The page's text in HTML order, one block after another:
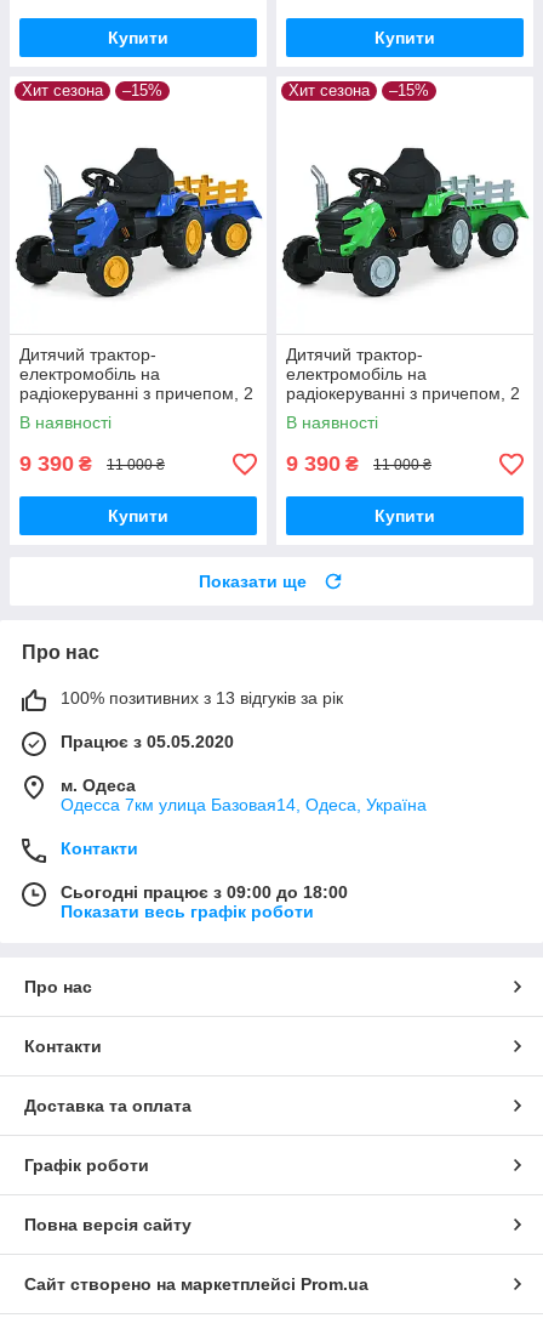
Купити Купити
Хит сезона –15%
Дитячий трактор-
електромобіль на
радіокеруванні з причепом, 2
мотора35W, 1аккум12V7AH,
колесаEVA, кож.сіденье,
світло, TF
В наявності
9 390 ₴ 11 000 ₴
Купити
Хит сезона –15%
Дитячий трактор-
електромобіль на
радіокеруванні з причепом, 2
мотора35W, 1аккум12V7AH,
колесаEVA, кож.сіденье,
світло, TF
В наявності
9 390 ₴ 11 000 ₴
Купити
Показати ще
Про нас
100% позитивних з 13 відгуків за рік
Працює з 05.05.2020
м. Одеса
Одесса 7км улица Базовая14, Одеса, Україна
Контакти
Сьогодні працює з 09:00 до 18:00
Показати весь графік роботи
Про нас
Контакти
Доставка та оплата
Графік роботи
Повна версія сайту
Сайт створено на маркетплейсі Prom.ua